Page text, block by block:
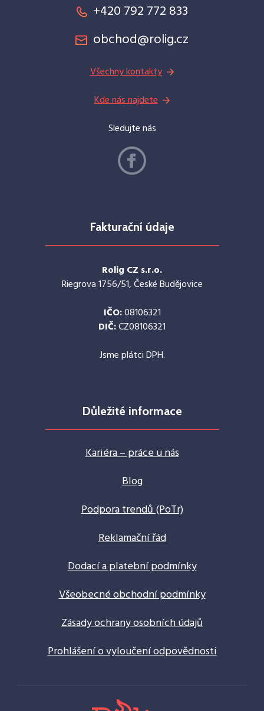
+420 792 772 833
obchod@rolig.cz
Všechny kontakty
Kde nás najdete
Sledujte nás
Fakturační údaje
Rolig CZ s.r.o.
Riegrova 1756/51, České Budějovice
IČO:08106321
DIČ:CZ08106321
Jsme plátci DPH.
Důležité informace
Kariéra – práce u nás
Blog
Podpora trendů (PoTr)
Reklamační řád
Dodací a platební podmínky
Všeobecné obchodní podmínky
Zásady ochrany osobních údajů
Prohlášení o vyloučení odpovědnosti